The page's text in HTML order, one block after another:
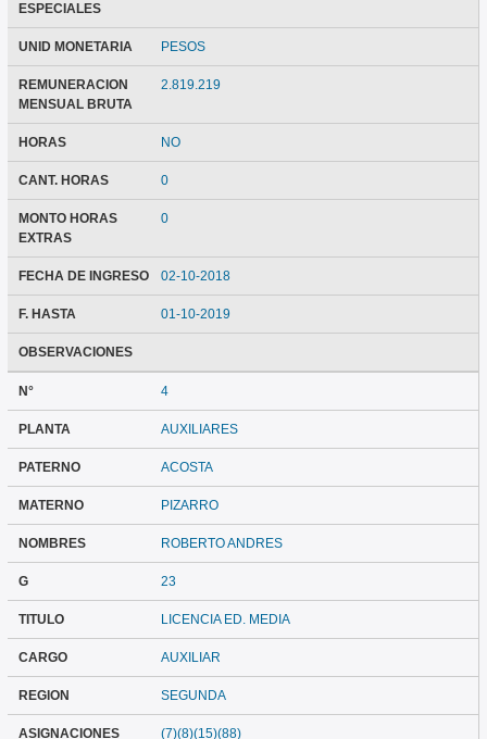
ESPECIALES
UNID MONETARIA PESOS
REMUNERACION
MENSUAL BRUTA
2.819.219
HORAS NO
CANT. HORAS 0
MONTO HORAS
EXTRAS
0
FECHA DE INGRESO 02-10-2018
F. HASTA 01-10-2019
OBSERVACIONES
N° 4
PLANTA AUXILIARES
PATERNO ACOSTA
MATERNO PIZARRO
NOMBRES ROBERTO ANDRES
G 23
TITULO LICENCIA ED. MEDIA
CARGO AUXILIAR
REGION SEGUNDA
ASIGNACIONES
(7)(8)(15)(88)